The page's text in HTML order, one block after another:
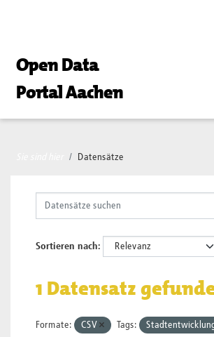
Open Data
Portal Aachen
Datensätze
Sortieren nach
1 Datensatz
Formate: CSV Tags: